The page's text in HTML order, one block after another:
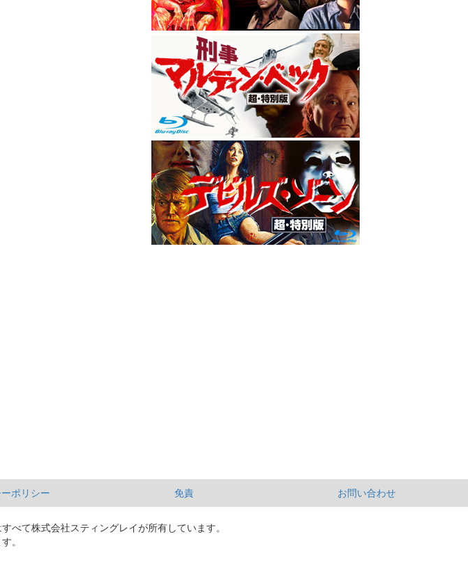
ポリシー 免責 お問い合わせ
べて株式会社スティングレイが所有しています。
。